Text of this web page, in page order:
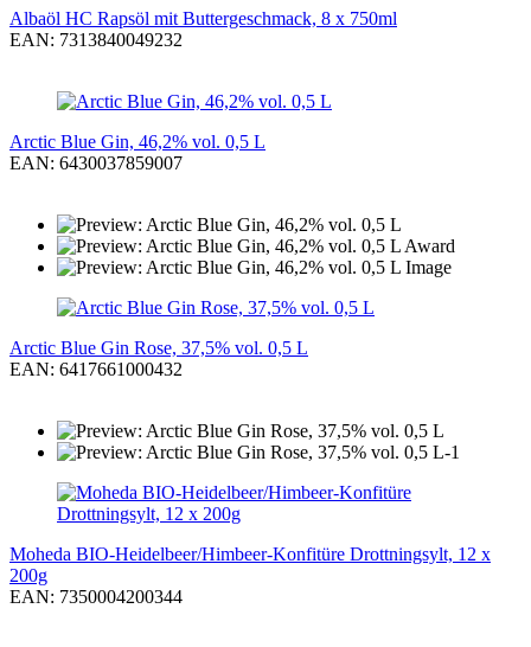
Albaöl HC Rapsöl mit Buttergeschmack, 8 x 750ml
EAN: 7313840049232
Arctic Blue Gin, 46,2% vol. 0,5 L
EAN: 6430037859007
Arctic Blue Gin Rose, 37,5% vol. 0,5 L
EAN: 6417661000432
Moheda BIO-Heidelbeer/Himbeer-Konfitüre Drottningsylt, 12 x
200g
EAN: 7350004200344